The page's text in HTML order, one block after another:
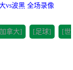
vs波黑 全场录像
拿大] [足球] [世